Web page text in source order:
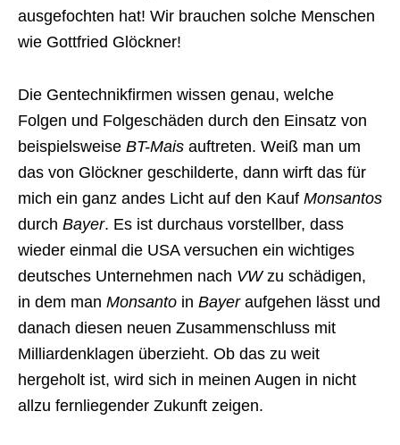
ausgefochten hat! Wir brauchen solche Menschen
wie Gottfried Glöckner!
Die Gentechnikfirmen wissen genau, welche
Folgen und Folgeschäden durch den Einsatz von
beispielsweise BT-Mais auftreten. Weiß man um
das von Glöckner geschilderte, dann wirft das für
mich ein ganz andes Licht auf den Kauf Monsantos
durch Bayer. Es ist durchaus vorstellber, dass
wieder einmal die USA versuchen ein wichtiges
deutsches Unternehmen nach VWzu schädigen,
in dem man Monsanto in Bayeraufgehen lässt und
danach diesen neuen Zusammenschluss mit
Milliardenklagen überzieht. Ob das zu weit
hergeholt ist, wird sich in meinen Augen in nicht
allzu fernliegender Zukunft zeigen.